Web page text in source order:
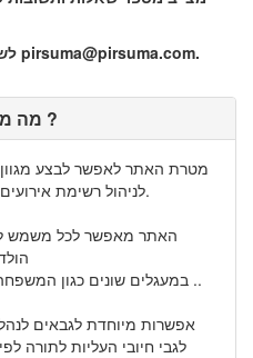
לשאלות נוספות ניתן לפנות באימייל pirsuma@pirsuma.com.
מה מטרת האתר ולמי הוא מיועד ?
מטרת האתר לאפשר לבצע
לניהול רשימת אירועים שנתיים בתאריך עברי ולשיתופם.
האתר מאפשר לכל משמש
במעגלים שונים כגון המשפחה, חברים, קהילה, בית כנסת ועוד ..
אפשרות מיוחדת לגבאים
לגבי חיובי העליות לתורה